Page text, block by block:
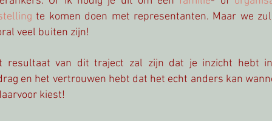
te komen doen met representanten. Maar we
veel buiten zijn!
resultaat van dit traject zal zijn dat je inzicht hebt
en het vertrouwen hebt dat het echt anders kan
kiest!